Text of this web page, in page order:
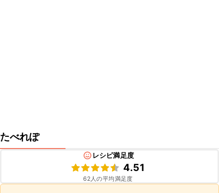
たべれぽ
レシピ満足度
4.51
62人の平均満足度